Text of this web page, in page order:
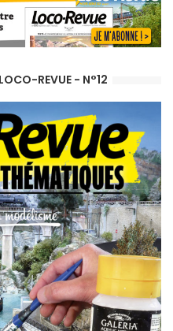
REVUE - N°12